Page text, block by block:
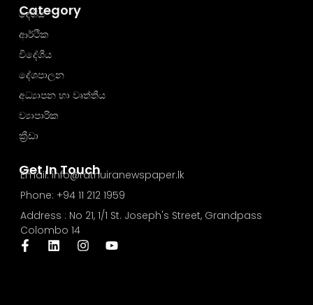
Get In Touch
Email: info@rathuiranewspaper.lk
Phone: +94 11 212 1959
Address : No 21, 1/1 St. Joseph's Street, Grandpass
Colombo 14
Category
දේශීය
ආර්ථික
විදේශීය
දේශපාලන
අධ්‍යාපන හා වෘත්තීය
ව්‍යාපාරික
ක්‍රීඩා